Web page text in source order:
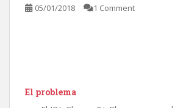
05/01/2018 1 Comment
El problema